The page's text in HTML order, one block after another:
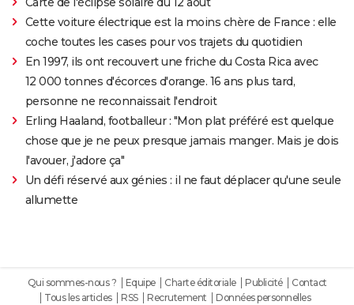
Cette voiture électrique est la moins chère de France : elle
coche toutes les cases pour vos trajets du quotidien
En 1997, ils ont recouvert une friche du Costa Rica avec
12 000 tonnes d'écorces d'orange. 16 ans plus tard,
personne ne reconnaissait l'endroit
Erling Haaland, footballeur : "Mon plat préféré est quelque
chose que je ne peux presque jamais manger. Mais je dois
l'avouer, j'adore ça"
Un défi réservé aux génies : il ne faut déplacer qu'une seule
allumette
Qui sommes-nous ? Equipe Charte éditoriale Publicité
Contact
Tous les articles
RSS Recrutement Données personnelles